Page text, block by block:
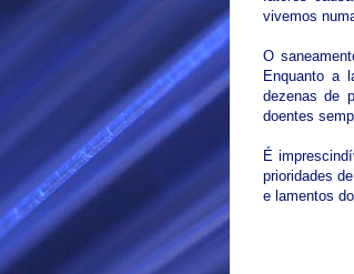
vivemos
O
Enquanto a
dezenas de
doentes
É
prioridades
e lamentos